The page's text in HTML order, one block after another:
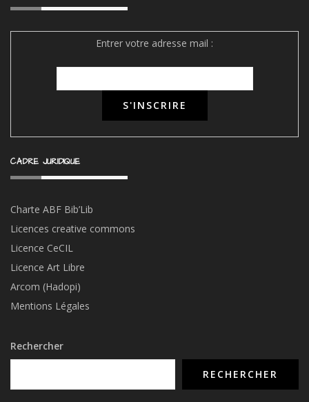
Entrer votre adresse mail :
CADRE JURIDIQUE
Charte ABF Bib’Lib
Licences creative commons
Licence CeCIL
Licence Art Libre
Arcom (Hadopi)
Mentions Légales
Rechercher
RECHERCHER